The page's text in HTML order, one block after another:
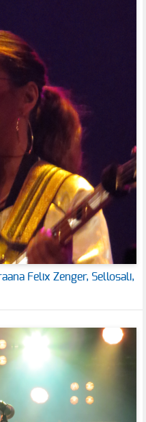
Felix Zenger, Sellosali,